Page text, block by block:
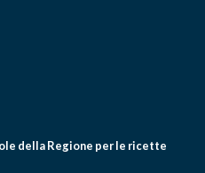
della Regione per le ricette